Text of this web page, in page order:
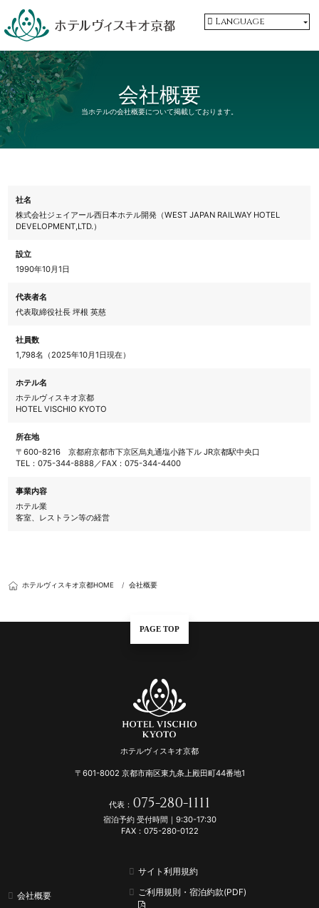
Language
会社概要
当ホテルの会社概要について掲載しております。
社名
株式会社ジェイアール西日本ホテル開発（WEST JAPAN RAILWAY HOTEL
DEVELOPMENT,LTD.）
設立
1990年10月1日
代表者名
代表取締役社長 坪根 英慈
社員数
1,798名（2025年10月1日現在）
ホテル名
ホテルヴィスキオ京都
HOTEL VISCHIO KYOTO
所在地
〒600-8216 京都府京都市下京区烏丸通塩小路下ル JR京都駅中央口
TEL：075-344-8888／FAX：075-344-4400
事業内容
ホテル業
客室、レストラン等の経営
ホテルヴィスキオ京都HOME 会社概要
PAGE TOP
ホテルヴィスキオ京都
〒601-8002 京都市南区東九条上殿田町44番地1
代表： 075-280-1111
宿泊予約 受付時間｜9:30-17:30
FAX：075-280-0122
会社概要
サイト利用規約
ご利用規則・宿泊約款(PDF)